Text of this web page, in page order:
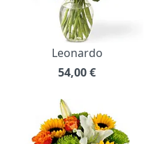
Leonardo
54,00€